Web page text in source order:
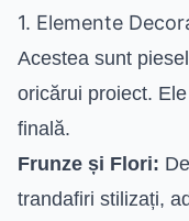
1. Elemente
Acestea sunt
oricărui proiect.
finală.
Frunze și Flori:
trandafiri stilizați,